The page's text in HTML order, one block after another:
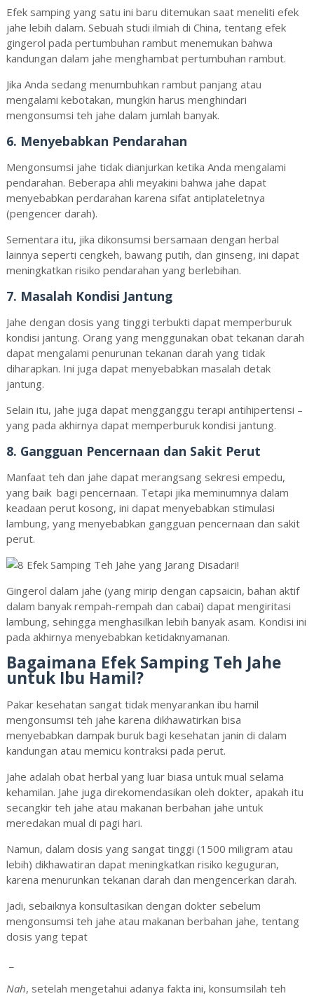
Efek samping yang satu ini baru ditemukan saat meneliti efek
jahe lebih dalam. Sebuah studi ilmiah di China, tentang efek
gingerol pada pertumbuhan rambut menemukan bahwa
kandungan dalam jahe menghambat pertumbuhan rambut.
Jika Anda sedang menumbuhkan rambut panjang atau
mengalami kebotakan, mungkin harus menghindari
mengonsumsi teh jahe dalam jumlah banyak.
6. Menyebabkan Pendarahan
Mengonsumsi jahe tidak dianjurkan ketika Anda mengalami
pendarahan. Beberapa ahli meyakini bahwa jahe dapat
menyebabkan perdarahan karena sifat antiplateletnya
(pengencer darah).
Sementara itu, jika dikonsumsi bersamaan dengan herbal
lainnya seperti cengkeh, bawang putih, dan ginseng, ini dapat
meningkatkan risiko pendarahan yang berlebihan.
7. Masalah Kondisi Jantung
Jahe dengan dosis yang tinggi terbukti dapat memperburuk
kondisi jantung. Orang yang menggunakan obat tekanan darah
dapat mengalami penurunan tekanan darah yang tidak
diharapkan. Ini juga dapat menyebabkan masalah detak
jantung.
Selain itu, jahe juga dapat mengganggu terapi antihipertensi –
yang pada akhirnya dapat memperburuk kondisi jantung.
8. Gangguan Pencernaan dan Sakit Perut
Manfaat teh dan jahe dapat merangsang sekresi empedu,
yang baik bagi pencernaan. Tetapi jika meminumnya dalam
keadaan perut kosong, ini dapat menyebabkan stimulasi
lambung, yang menyebabkan gangguan pencernaan dan sakit
perut.
Gingerol dalam jahe (yang mirip dengan capsaicin, bahan aktif
dalam banyak rempah-rempah dan cabai) dapat mengiritasi
lambung, sehingga menghasilkan lebih banyak asam. Kondisi ini
pada akhirnya menyebabkan ketidaknyamanan.
Bagaimana Efek Samping Teh Jahe
untuk Ibu Hamil?
Pakar kesehatan sangat tidak menyarankan ibu hamil
mengonsumsi teh jahe karena dikhawatirkan bisa
menyebabkan dampak buruk bagi kesehatan janin di dalam
kandungan atau memicu kontraksi pada perut.
Jahe adalah obat herbal yang luar biasa untuk mual selama
kehamilan. Jahe juga direkomendasikan oleh dokter, apakah itu
secangkir teh jahe atau makanan berbahan jahe untuk
meredakan mual di pagi hari.
Namun, dalam dosis yang sangat tinggi (1500 miligram atau
lebih) dikhawatiran dapat meningkatkan risiko keguguran,
karena menurunkan tekanan darah dan mengencerkan darah.
Jadi, sebaiknya konsultasikan dengan dokter sebelum
mengonsumsi teh jahe atau makanan berbahan jahe, tentang
dosis yang tepat
Nah, setelah mengetahui adanya fakta ini, konsumsilah teh